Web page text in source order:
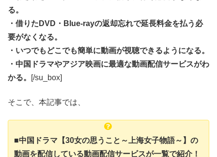
る。
・借りたDVD・Blue-rayの返却忘れで延長料金を払う必
要がなくなる。
・いつでもどこでも簡単に動画が視聴できるようになる。
・中国ドラマやアジア映画に最適な動画配信サービスがわ
かる。
[/su_box]
そこで、本記事では、
■中国ドラマ【30女の思うこと～上海女子物語～】の
動画を配信している動画配信サービスが一覧で紹介！